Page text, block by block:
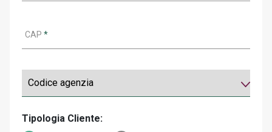
CAP *
Tipologia Cliente: